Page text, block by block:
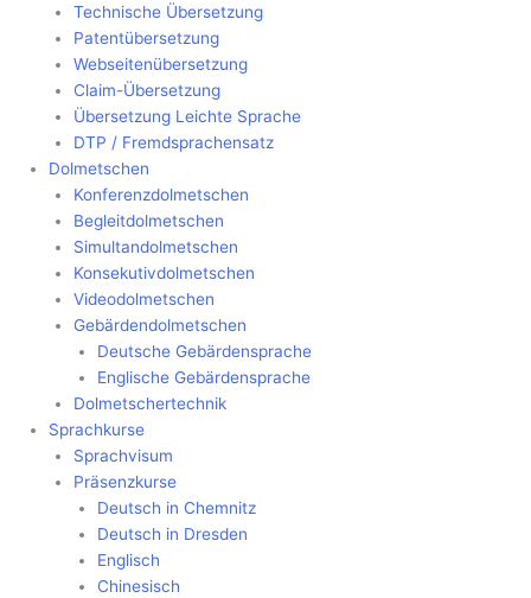
Technische Übersetzung
Patentübersetzung
Webseitenübersetzung
Claim-Übersetzung
Übersetzung Leichte Sprache
DTP / Fremdsprachensatz
Dolmetschen
Konferenzdolmetschen
Begleitdolmetschen
Simultandolmetschen
Konsekutivdolmetschen
Videodolmetschen
Gebärdendolmetschen
Deutsche Gebärdensprache
Englische Gebärdensprache
Dolmetschertechnik
Sprachkurse
Sprachvisum
Präsenzkurse
Deutsch in Chemnitz
Deutsch in Dresden
Englisch
Chinesisch